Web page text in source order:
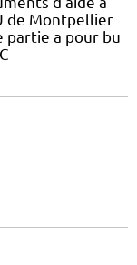
de Montpellier
partie a pour bu